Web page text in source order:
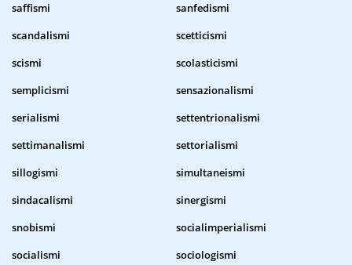
saffismi
sanfedismi
scandalismi
scetticismi
scismi
scolasticismi
semplicismi
sensazionalismi
serialismi
settentrionalismi
settimanalismi
settorialismi
sillogismi
simultaneismi
sindacalismi
sinergismi
snobismi
socialimperialismi
socialismi
sociologismi